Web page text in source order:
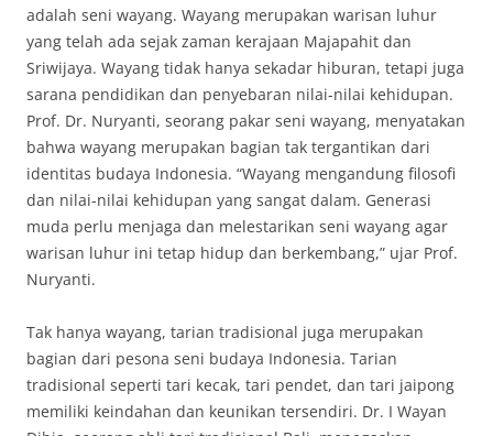
adalah seni wayang. Wayang merupakan warisan luhur
yang telah ada sejak zaman kerajaan Majapahit dan
Sriwijaya. Wayang tidak hanya sekadar hiburan, tetapi juga
sarana pendidikan dan penyebaran nilai-nilai kehidupan.
Prof. Dr. Nuryanti, seorang pakar seni wayang, menyatakan
bahwa wayang merupakan bagian tak tergantikan dari
identitas budaya Indonesia. “Wayang mengandung filosofi
dan nilai-nilai kehidupan yang sangat dalam. Generasi
muda perlu menjaga dan melestarikan seni wayang agar
warisan luhur ini tetap hidup dan berkembang,” ujar Prof.
Nuryanti.
Tak hanya wayang, tarian tradisional juga merupakan
bagian dari pesona seni budaya Indonesia. Tarian
tradisional seperti tari kecak, tari pendet, dan tari jaipong
memiliki keindahan dan keunikan tersendiri. Dr. I Wayan